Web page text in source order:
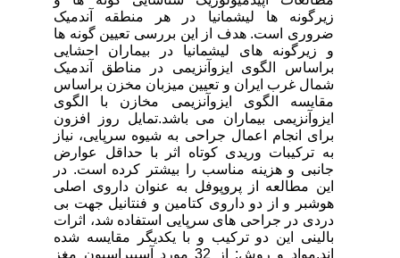
زیرگونه ها لیشمانیا در هر منطقه آندمیک
ضروری است. هدف از این بررسی تعیین گونه ها
و زیرگونه های لیشمانیا در بیماران احشایی
براساس الگوی ایزوآنزیمی در مناطق آندمیک
شمال غرب ایران و تعیین میزبان مخزن براساس
مقایسه الگوی ایزوآنزیمی مخازن با الگوی
ایزوآنزیمی بیماران می باشد.تمایل روز افزون
برای انجام اعمال جراحی به شیوه سرپایی، نیاز
به ترکیبات وریدی کوتاه اثر با حداقل عوارض
جانبی و هزینه مناسب را بیشتر کرده است. در
این مطالعه از پروپوفل به عنوان داروی اصلی
هوشبر و از دو داروی کتامین و فنتانیل جهت بی
دردی در جراحی های سرپایی استفاده شد، اثرات
بالینی این دو ترکیب و با یکدیگر مقایسه شده
اند.مواد و روش: از 32 مورد آسپیراسیون مغز